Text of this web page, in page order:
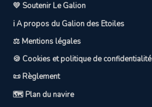
💛 Soutenir Le Galion
ℹ️ A propos du Galion des Etoiles
⚖️ Mentions légales
🍪 Cookies et politique de confidentialité
📜 Règlement
🗺️ Plan du navire